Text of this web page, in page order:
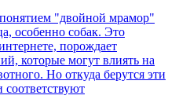
"двойной мрамор"
особенно собак. Это
порождает
которые могут влиять на
Но откуда берутся эти
соответствуют